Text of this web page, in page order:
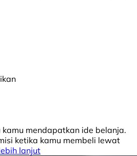
mendapatkan ide belanja.
ketika kamu membeli lewat
lanjut